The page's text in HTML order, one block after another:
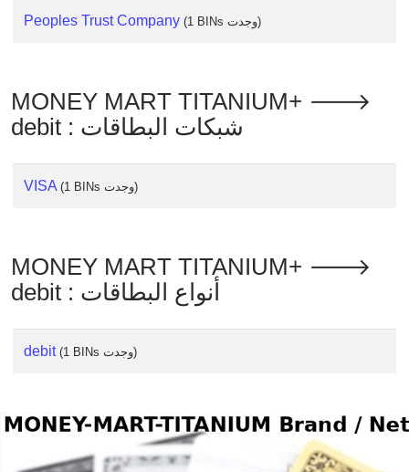
Lookup
/
Validator
Peoples Trust Company (1 BINs وجدت)
MONEY MART TITANIUM+ 🡒
debit : شبكات البطاقات
VISA (1 BINs وجدت)
MONEY MART TITANIUM+ 🡒
debit : أنواع البطاقات
debit (1 BINs وجدت)